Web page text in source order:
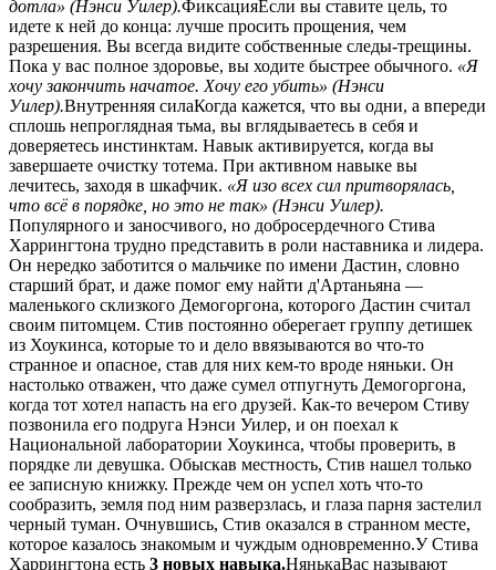
дотла» (Нэнси Уилер).ФиксацияЕсли вы ставите цель, то
идете к ней до конца: лучше просить прощения, чем
разрешения. Вы всегда видите собственные следы-трещины.
Пока у вас полное здоровье, вы ходите быстрее обычного. «Я
хочу закончить начатое. Хочу его убить» (Нэнси
Уилер).Внутренняя силаКогда кажется, что вы одни, а впереди
сплошь непроглядная тьма, вы вглядываетесь в себя и
доверяетесь инстинктам. Навык активируется, когда вы
завершаете очистку тотема. При активном навыке вы
лечитесь, заходя в шкафчик. «Я изо всех сил притворялась,
что всё в порядке, но это не так» (Нэнси Уилер).
Популярного и заносчивого, но добросердечного Стива
Харрингтона трудно представить в роли наставника и лидера.
Он нередко заботится о мальчике по имени Дастин, словно
старший брат, и даже помог ему найти д'Артаньяна —
маленького склизкого Демогоргона, которого Дастин считал
своим питомцем. Стив постоянно оберегает группу детишек
из Хоукинса, которые то и дело ввязываются во что-то
странное и опасное, став для них кем-то вроде няньки. Он
настолько отважен, что даже сумел отпугнуть Демогоргона,
когда тот хотел напасть на его друзей. Как-то вечером Стиву
позвонила его подруга Нэнси Уилер, и он поехал к
Национальной лаборатории Хоукинса, чтобы проверить, в
порядке ли девушка. Обыскав местность, Стив нашел только
ее записную книжку. Прежде чем он успел хоть что-то
сообразить, земля под ним разверзлась, и глаза парня застелил
черный туман. Очнувшись, Стив оказался в странном месте,
которое казалось знакомым и чуждым одновременно.У Стива
Харрингтона есть 3 новых навыка.НянькаВас называют